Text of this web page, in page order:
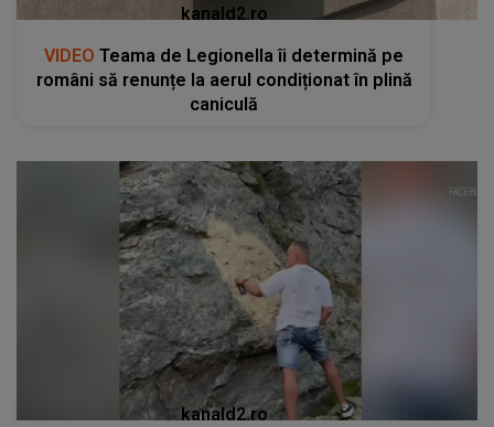
kanald2.ro
VIDEO Teama de Legionella îi determină pe
români să renunțe la aerul condiționat în plină
caniculă
kanald2.ro